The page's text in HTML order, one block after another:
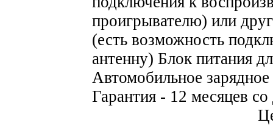
проигрывателю) или
(есть возможность
антенну) Блок питания
Автомобильное
Гарантия - 12 месяцев